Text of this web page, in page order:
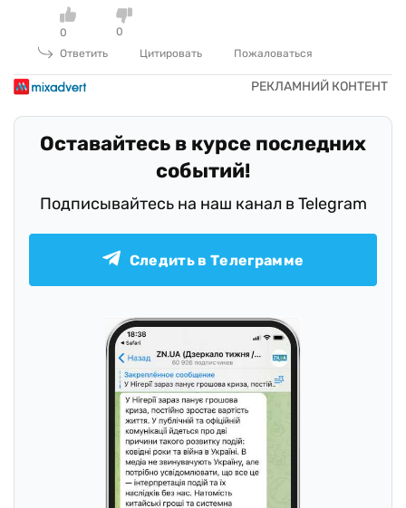
0
0
Ответить
Цитировать Пожаловаться
Оставайтесь в курсе последних
событий!
Подписывайтесь на наш канал в Telegram
Следить в Телеграмме